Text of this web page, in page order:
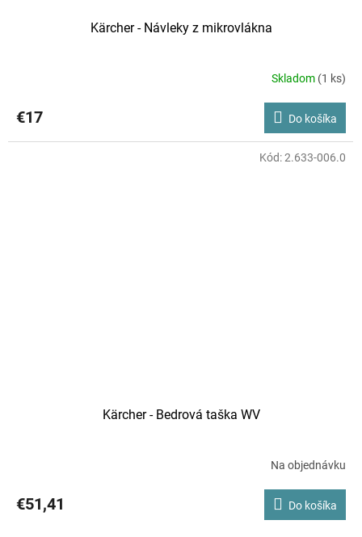
Kärcher - Návleky z mikrovlákna
Skladom (1 ks)
€17 Do košíka
Kärcher - Bedrová taška WV
Na objednávku
€51,41 Do košíka
Kód:2.633-006.0